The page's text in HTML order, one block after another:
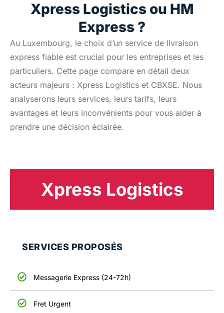
Xpress Logistics ou HM
Express ?
Au Luxembourg, le choix d’un service de livraison
express fiable est crucial pour les entreprises et les
particuliers. Cette page compare en détail deux
acteurs majeurs : Xpress Logistics et CBXSE. Nous
analyserons leurs services, leurs tarifs, leurs
avantages et leurs inconvénients pour vous aider à
prendre une décision éclairée.
Xpress Logistics
SERVICES PROPOSÉS
Messagerie Express (24-72h)
Fret Urgent